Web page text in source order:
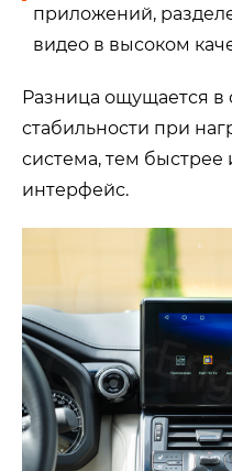
приложений,
видео в высоком
Разница ощущается в
стабильности при
система, тем быстрее
интерфейс.